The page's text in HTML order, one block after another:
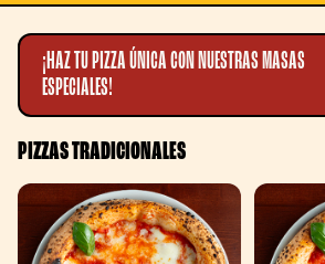
¡HAZ TU PIZZA ÚNICA CON NUESTRAS MASAS
ESPECIALES!
PIZZAS TRADICIONALES